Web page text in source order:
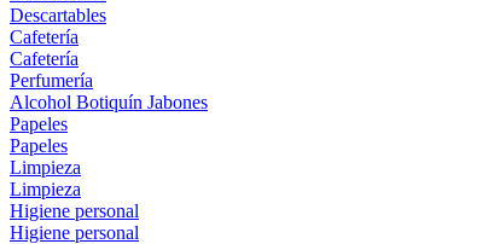
Descartables
Cafetería
Cafetería
Perfumería
Alcohol Botiquín Jabones
Papeles
Papeles
Limpieza
Limpieza
Higiene personal
Higiene personal